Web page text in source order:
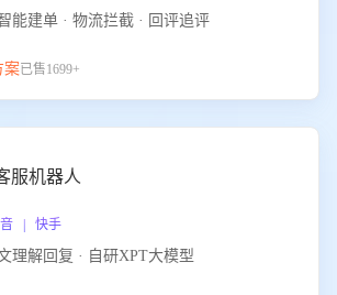
售后智能客服 · 智能建单 · 物流拦截 · 回评追评
案已售1699+
服机器人
| 快手
理解回复 · 自研XPT大模型